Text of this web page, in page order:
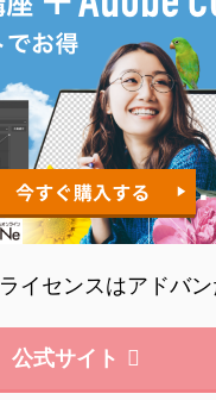
イセンスはアドバン
公式サイト